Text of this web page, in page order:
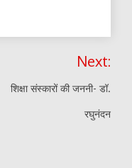
Next:
शिक्षा संस्कारों की जननी- डॉ.
रघुनंदन